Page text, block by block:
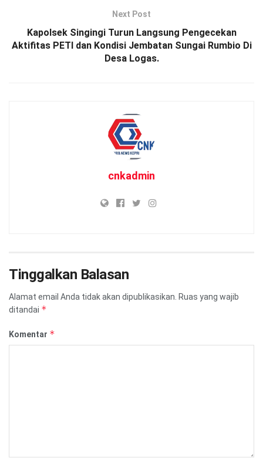
Next Post
Kapolsek Singingi Turun Langsung Pengecekan
Aktifitas PETI dan Kondisi Jembatan Sungai Rumbio Di
Desa Logas.
cnkadmin
Tinggalkan Balasan
Alamat email Anda tidak akan dipublikasikan. Ruas yang wajib
ditandai *
Komentar *